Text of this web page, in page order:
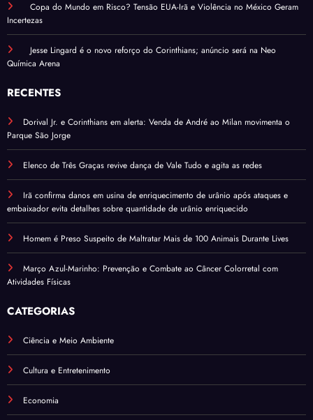
Copa do Mundo em Risco? Tensão EUA-Irã e Violência no México Geram
Incertezas
Jesse Lingard é o novo reforço do Corinthians; anúncio será na Neo
Química Arena
RECENTES
Dorival Jr. e Corinthians em alerta: Venda de André ao Milan movimenta o
Parque São Jorge
Elenco de Três Graças revive dança de Vale Tudo e agita as redes
Irã confirma danos em usina de enriquecimento de urânio após ataques e
embaixador evita detalhes sobre quantidade de urânio enriquecido
Homem é Preso Suspeito de Maltratar Mais de 100 Animais Durante Lives
Março Azul-Marinho: Prevenção e Combate ao Câncer Colorretal com
Atividades Físicas
CATEGORIAS
Ciência e Meio Ambiente
Cultura e Entretenimento
Economia